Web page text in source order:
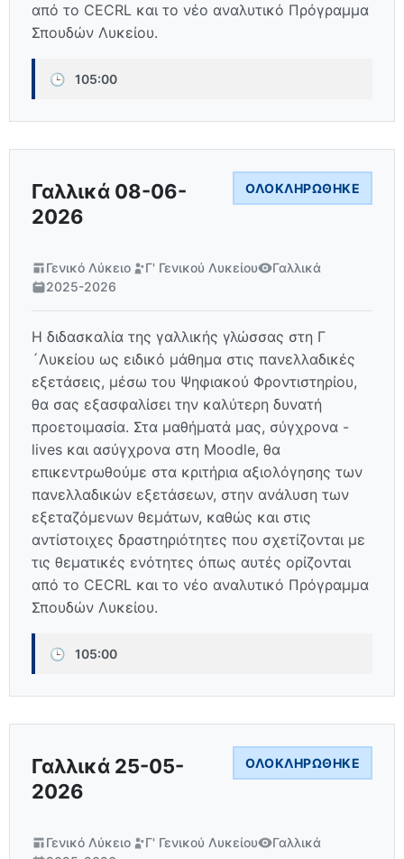
από το CECRL και το νέο αναλυτικό Πρόγραμμα
Σπουδών Λυκείου.
🕒 105:00
Γαλλικά 08-06-
2026
ΟΛΟΚΛΗΡΏΘΗΚΕ
Γενικό Λύκειο Γ' Γενικού Λυκείου
Γαλλικά
2025-2026
Η διδασκαλία της γαλλικής γλώσσας στη Γ
´Λυκείου ως ειδικό μάθημα στις πανελλαδικές
εξετάσεις, μέσω του Ψηφιακού Φροντιστηρίου,
θα σας εξασφαλίσει την καλύτερη δυνατή
προετοιμασία. Στα μαθήματά μας, σύγχρονα -
lives και ασύγχρονα στη Moodle, θα
επικεντρωθούμε στα κριτήρια αξιολόγησης των
πανελλαδικών εξετάσεων, στην ανάλυση των
εξεταζόμενων θεμάτων, καθώς και στις
αντίστοιχες δραστηριότητες που σχετίζονται με
τις θεματικές ενότητες όπως αυτές ορίζονται
από το CECRL και το νέο αναλυτικό Πρόγραμμα
Σπουδών Λυκείου.
🕒 105:00
Γαλλικά 25-05-
2026
ΟΛΟΚΛΗΡΏΘΗΚΕ
Γενικό Λύκειο Γ' Γενικού Λυκείου
Γαλλικά